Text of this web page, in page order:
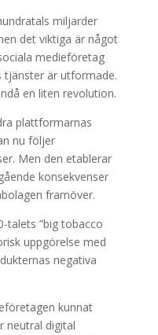
miljarder
det viktiga är något
medieföretag
tjänster är utformade.
en liten revolution.
plattformarnas
nu följer
Men den etablerar
konsekvenser
framöver.
talets ”big tobacco
uppgörelse med
negativa
kunnat
neutral digital